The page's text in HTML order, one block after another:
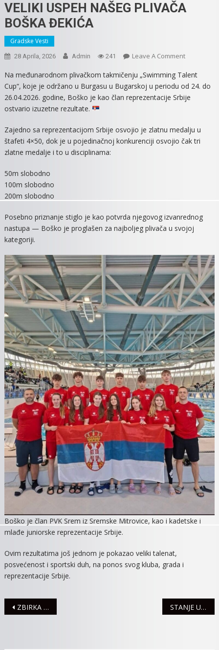
VELIKI USPEH NAŠEG PLIVAČA
BOŠKA ĐEKIĆA
Gradske Vesti
28 Aprila, 2026 Admin 241 Leave A CommentOn
USPEH
NAŠEG
PLIVAČA
Na međunarodnom plivačkom takmičenju „Swimming Talent
Cup“, koje je održano u Burgasu u Bugarskoj u periodu od 24. do
26.04.2026. godine, Boško je kao član reprezentacije Srbije
ostvario izuzetne rezultate.
Zajedno sa reprezentacijom Srbije osvojio je zlatnu medalju u
štafeti 4×50, dok je u pojedinačnoj konkurenciji osvojio čak tri
zlatne medalje i to u disciplinama:
50m slobodno
100m slobodno
200m slobodno
Posebno priznanje stiglo je kao potvrda njegovog izvanrednog
nastupa — Boško je proglašen za najboljeg plivača u svojoj
kategoriji.
Boško je član PVK Srem iz Sremske Mitrovice, kao i kadetske i
mlađe juniorske reprezentacije Srbije.
Ovim rezultatima još jednom je pokazao veliki talenat,
posvećenost i sportski duh, na ponos svog kluba, grada i
reprezentacije Srbije.
Navigacija
ZBIRKA PESAMA “ISPRIČAJ SEBI” SLAĐANE MILENKOVIĆ PROMOVISANA U BEOGRADU STANJE U SAOBRAĆAJU